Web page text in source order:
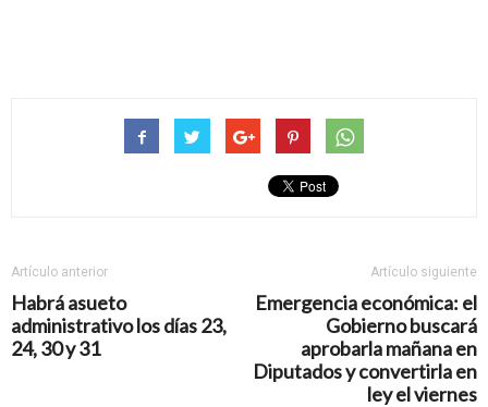
Artículo anterior
Habrá asueto
administrativo los días 23,
24, 30 y 31
Artículo siguiente
Emergencia económica: el
Gobierno buscará
aprobarla mañana en
Diputados y convertirla en
ley el viernes